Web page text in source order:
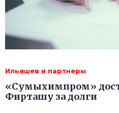
Ильяшев и партнеры
«Сумыхимпром»
Фирташу за долги